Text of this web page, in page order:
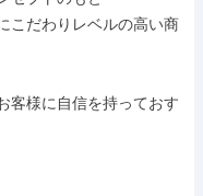
こだわりレベルの高い商
客様に自信を持っておす